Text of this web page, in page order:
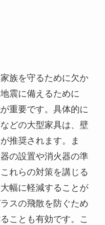
族を守るために欠か
震に備えるために
重要です。具体的に
どの大型家具は、壁
推奨されます。ま
の設置や消火器の準
れらの対策を講じる
幅に軽減することが
スの飛散を防ぐため
ことも有効です。こ